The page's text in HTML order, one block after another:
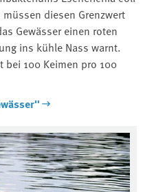
diesen Grenzwert
Gewässer einen roten
ins kühle Nass warnt.
bei 100 Keimen pro 100